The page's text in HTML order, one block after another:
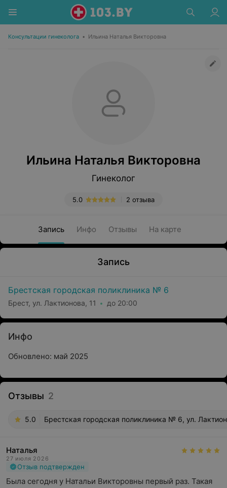
Консультации гинеколога • Ильина Наталья Викторовна
Ильина Наталья Викторовна
Гинеколог
2 отзыва
5.0
Запись Инфо Отзывы На карте
Запись
Брестская городская поликлиника № 6
Брест, ул. Лактионова, 11 до 20:00
Инфо
Обновлено: май 2025
Отзывы 2
5.0 Брестская городская поликлиника № 6, ул.
Наталья
27 июля 2026
Отзыв подтвержден
Была сегодня у Натальи Викторовны первый раз. Такая